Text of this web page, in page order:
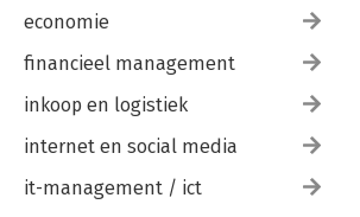
economie
financieel management
inkoop en logistiek
internet en social media
it-management / ict